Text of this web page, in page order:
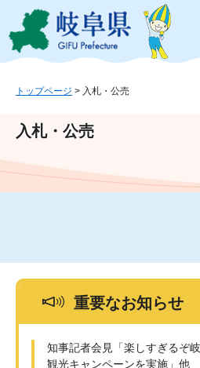
ジ
ュ
文
このページの本
トップページ > 入札・公売
入札・公売
重要なお知らせ
知事記者会見「楽しすぎるぞ
観光キャンペーンを実施」他